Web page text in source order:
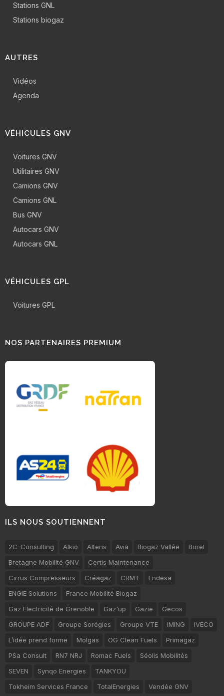
Stations GNL
Stations biogaz
AUTRES
Vidéos
Agenda
VÉHICULES GNV
Voitures GNV
Utilitaires GNV
Camions GNV
Camions GNL
Bus GNV
Autocars GNV
Autocars GNL
VÉHICULES GPL
Voitures GPL
NOS PARTENAIRES PREMIUM
ILS NOUS SOUTIENNENT
2C-Consulting Alkio Altens Avia Biogaz Vallée
Borel
Bretagne Mobilité GNV
Certis Maintenance
Cirrus Compresseurs
Créagaz CRMT
Endesa
ENGIE Solutions
France Mobilité Biogaz
Gaz Electricité de Grenoble
Gaz'up Gazie
Gecos
GROUPE ADF
Groupe Sorégies Groupe VTE IMING
IVECO
L’idée prend forme
Molgas OG Clean Fuels
Primagaz
PSa Consult
RN7 NRJ Romac Fuels
Séolis Mobilités
SEVEN
Synqo Energies
TANKYOU
Tokheim Services France
TotalEnergies Vendée GNV